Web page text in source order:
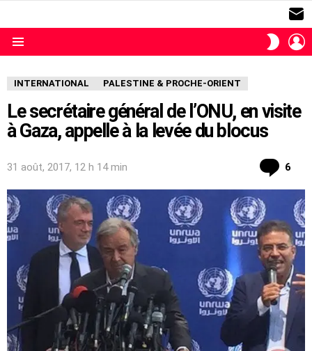
SKIN
INTERNATIONAL PALESTINE & PROCHE-ORIENT
Le secrétaire général de l’ONU, en visite
à Gaza, appelle à la levée du blocus
31 août, 2017, 12 h 14 min 6